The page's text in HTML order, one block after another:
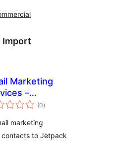
Import
Marketing
–
for
(0tổng
đánh
)
marketing
to Jetpack